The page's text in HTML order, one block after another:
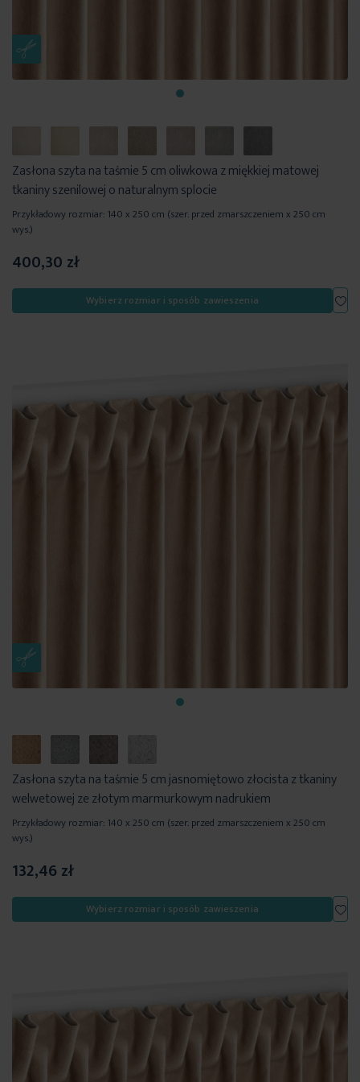
Zasłona szyta na taśmie 5 cm oliwkowa z miękkiej matowej
tkaniny szenilowej o naturalnym splocie
Przykładowy rozmiar: 140 x 250 cm (szer. przed zmarszczeniem x 250 cm
wys.)
400,30 zł
Wybierz rozmiar i sposób zawieszenia
Zasłona szyta na taśmie 5 cm jasnomiętowo złocista z tkaniny
welwetowej ze złotym marmurkowym nadrukiem
Przykładowy rozmiar: 140 x 250 cm (szer. przed zmarszczeniem x 250 cm
wys.)
132,46 zł
Wybierz rozmiar i sposób zawieszenia